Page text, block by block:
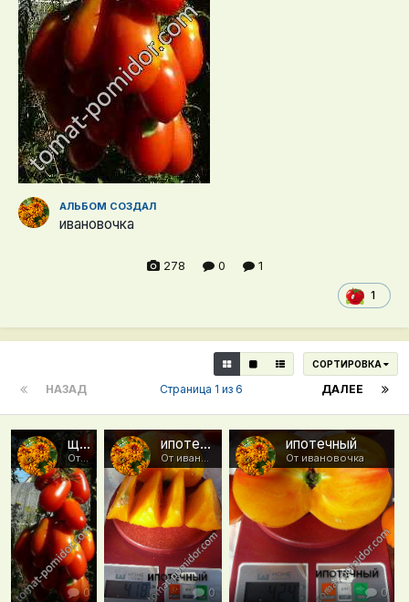
АЛЬБОМ СОЗДАЛ
ивановочка
278 0 1
1
СОРТИРОВКА
НАЗАД ДАЛЕЕ
Страница 1 из 6
щедрая сливка Тарасенко
От ивановочка
0
ипотечный
От ивановочка
0
ипотечный
От ивановочка
0